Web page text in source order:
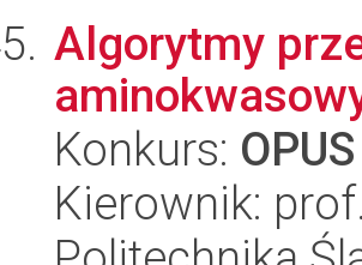
Algorytmy
Konkurs:
Kierownik: